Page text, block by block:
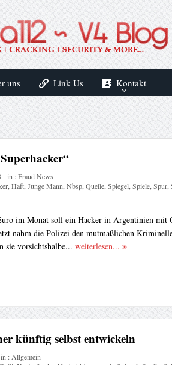
uns Link Us Kontakt
in :Fraud News
,Haft,Junge Mann,Nbsp,Quelle,Spiegel,Spiele,Spur,
im Monat soll ein Hacker in Argentinien mit
nahm die Polizei den mutmaßlichen
sie vorsichtshalbe... weiterlesen...
künftig selbst entwickeln
in : Allgemein